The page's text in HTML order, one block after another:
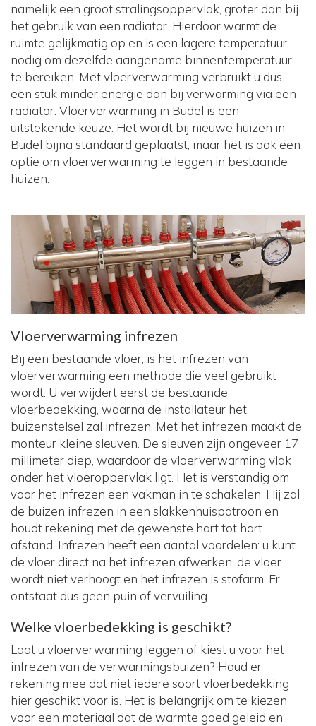
namelijk een groot stralingsoppervlak, groter dan bij
het gebruik van een radiator. Hierdoor warmt de
ruimte gelijkmatig op en is een lagere temperatuur
nodig om dezelfde aangename binnentemperatuur
te bereiken. Met vloerverwarming verbruikt u dus
een stuk minder energie dan bij verwarming via een
radiator. Vloerverwarming in Budel is een
uitstekende keuze. Het wordt bij nieuwe huizen in
Budel bijna standaard geplaatst, maar het is ook een
optie om vloerverwarming te leggen in bestaande
huizen.
Vloerverwarming infrezen
Bij een bestaande vloer, is het infrezen van
vloerverwarming een methode die veel gebruikt
wordt. U verwijdert eerst de bestaande
vloerbedekking, waarna de installateur het
buizenstelsel zal infrezen. Met het infrezen maakt de
monteur kleine sleuven. De sleuven zijn ongeveer 17
millimeter diep, waardoor de vloerverwarming vlak
onder het vloeroppervlak ligt. Het is verstandig om
voor het infrezen een vakman in te schakelen. Hij zal
de buizen infrezen in een slakkenhuispatroon en
houdt rekening met de gewenste hart tot hart
afstand. Infrezen heeft een aantal voordelen: u kunt
de vloer direct na het infrezen afwerken, de vloer
wordt niet verhoogt en het infrezen is stofarm. Er
ontstaat dus geen puin of vervuiling.
Welke vloerbedekking is geschikt?
Laat u vloerverwarming leggen of kiest u voor het
infrezen van de verwarmingsbuizen? Houd er
rekening mee dat niet iedere soort vloerbedekking
hier geschikt voor is. Het is belangrijk om te kiezen
voor een materiaal dat de warmte goed geleid en